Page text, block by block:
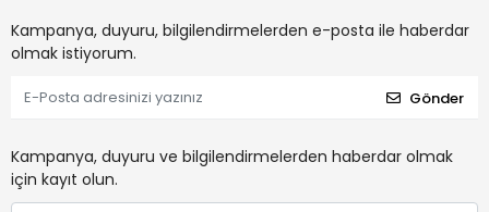
Kampanya, duyuru, bilgilendirmelerden e-posta ile haberdar
olmak istiyorum.
Gönder
Kampanya, duyuru ve bilgilendirmelerden haberdar olmak
için kayıt olun.